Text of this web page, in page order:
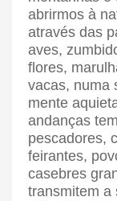
abrirmos à
através das
aves,
flores,
vacas, numa
mente
andanças
pescadores,
feirantes,
casebres
transmitem a